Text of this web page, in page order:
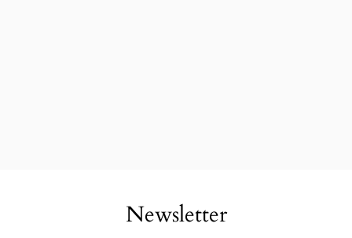
Newsletter